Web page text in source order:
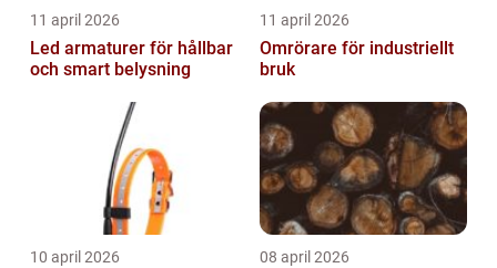
11 april 2026
Led armaturer för hållbar
och smart belysning
11 april 2026
Omrörare för industriellt
bruk
10 april 2026 08 april 2026